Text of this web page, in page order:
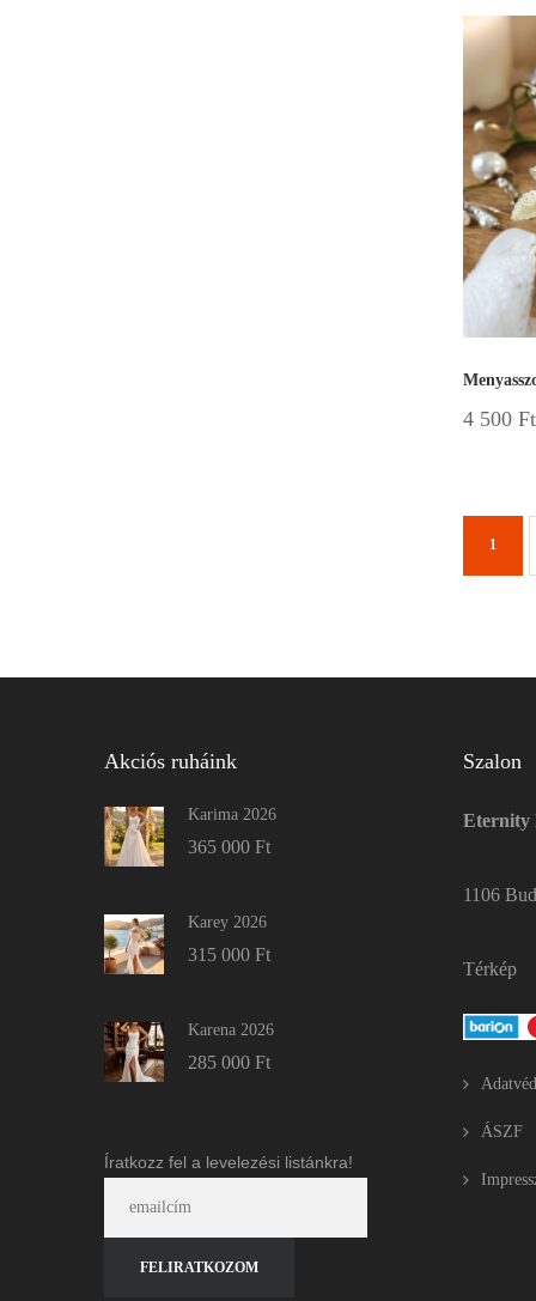
4 500 Ft
1
Akciós ruháink
Karima 2026
365 000 Ft
Karey 2026
315 000 Ft
Karena 2026
285 000 Ft
Íratkozz fel a levelezési listánkra!
Szalon
Eternity
1106
Térkép
ÁSZF